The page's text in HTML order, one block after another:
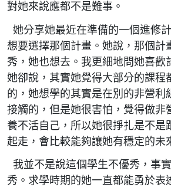
對她來說應都不是難事。
她分享她最近在準備的一個進修
想要選擇那個計畫。她說，那個計
秀，她也想去。我更細地問她喜歡
她卻說，其實她覺得大部分的課程
的，她想學的其實是在別的非營利
接觸的，但是她很害怕，覺得做非
養不活自己，所以她很掙扎是不是
起走，會比較能夠讓她有穩定的未
我並不是說這個學生不優秀，事
秀。求學時期的她一直都能勇於表